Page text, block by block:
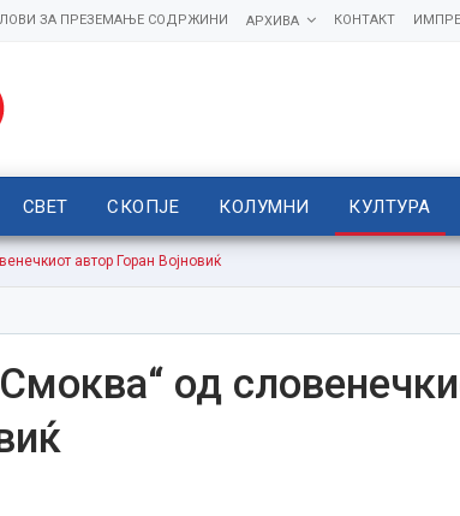
КОНТАКТ
АРХИВА
ЗА ПРЕЗЕМАЊЕ СОДРЖИНИ
СВЕТ СКОПЈЕ КОЛУМНИ КУЛТУРА
автор Горан Војновиќ
од